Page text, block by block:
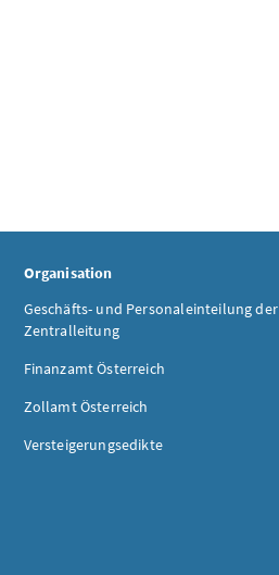
Organisation
Geschäfts- und Personaleinteilung der
Zentralleitung
Finanzamt Österreich
Zollamt Österreich
Versteigerungsedikte